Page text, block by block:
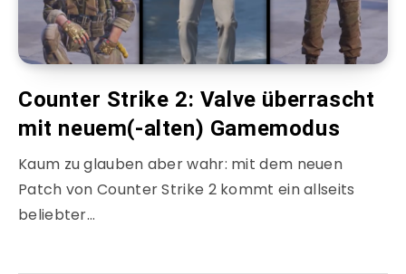
Counter Strike 2: Valve überrascht
mit neuem(-alten) Gamemodus
Kaum zu glauben aber wahr: mit dem neuen
Patch von Counter Strike 2 kommt ein allseits
beliebter…